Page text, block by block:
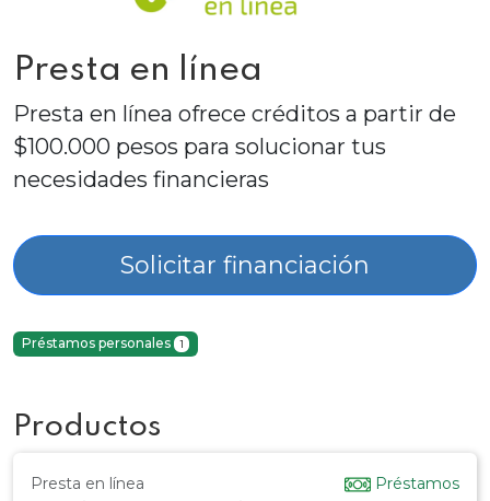
Presta en línea
Presta en línea ofrece créditos a partir de
$100.000 pesos para solucionar tus
necesidades financieras
Solicitar financiación
Préstamos personales 1
Productos
Presta en línea Préstamos